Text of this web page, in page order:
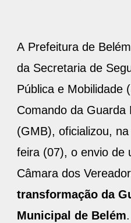
A Prefeitura de
da Secretaria de
Pública e Mobilidade
Comando da Guarda
(GMB), oficializou,
feira (07), o envio de
Câmara dos
transformação da
Municipal de Belém.